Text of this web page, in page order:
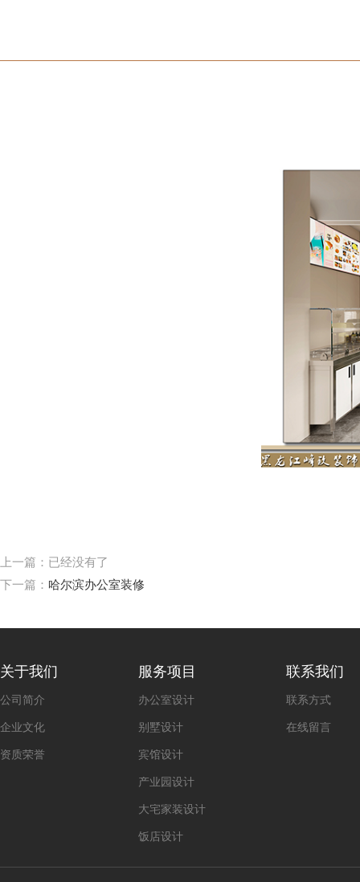
上一篇：已经没有了
下一篇： 哈尔滨办公室装修
关于我们
公司简介
企业文化
资质荣誉
服务项目
办公室设计
别墅设计
宾馆设计
产业园设计
大宅家装设计
饭店设计
联系我们
联系方式
在线留言